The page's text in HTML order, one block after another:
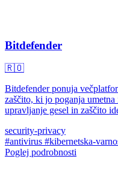
Bitdefender
🇷🇴
Bitdefender ponuja
zaščito, ki jo poganja
upravljanje gesel in zaščito
security-privacy
#antivirus #kibernetska-
Poglej podrobnosti